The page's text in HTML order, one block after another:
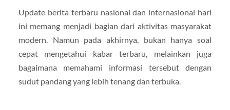
Update berita terbaru nasional dan internasional hari
ini memang menjadi bagian dari aktivitas masyarakat
modern. Namun pada akhirnya, bukan hanya soal
cepat mengetahui kabar terbaru, melainkan juga
bagaimana memahami informasi tersebut dengan
sudut pandang yang lebih tenang dan terbuka.